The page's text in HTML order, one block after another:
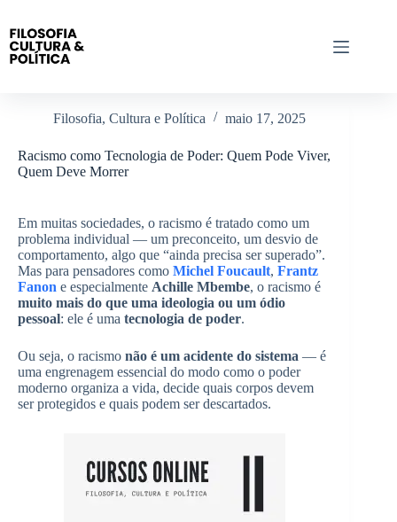
conteúdo
Filosofia, Cultura e Política maio 17, 2025
Racismo como Tecnologia de Poder: Quem Pode Viver,
Quem Deve Morrer
Em muitas sociedades, o racismo é tratado como um
problema individual — um preconceito, um desvio de
comportamento, algo que “ainda precisa ser superado”.
Mas para pensadores como Michel Foucault, Frantz
Fanon e especialmente Achille Mbembe, o racismo é
muito mais do que uma ideologia ou um ódio
pessoal: ele é uma tecnologia de poder.
Ou seja, o racismo não é um acidente do sistema — é
uma engrenagem essencial do modo como o poder
moderno organiza a vida, decide quais corpos devem
ser protegidos e quais podem ser descartados.